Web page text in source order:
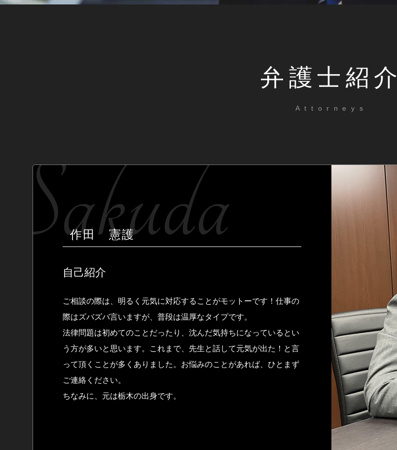
弁護士紹介
Attorneys
作田 憲護
自己紹介
ご相談の際は、明るく元気に対応することがモットーです！仕事の
際はズバズバ言いますが、普段は温厚なタイプです。
法律問題は初めてのことだったり、沈んだ気持ちになっているとい
う方が多いと思います。これまで、先生と話して元気が出た！と言
って頂くことが多くありました。お悩みのことがあれば、ひとまず
ご連絡ください。
ちなみに、元は栃木の出身です。